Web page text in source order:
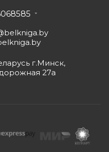
г.Минск,
27а